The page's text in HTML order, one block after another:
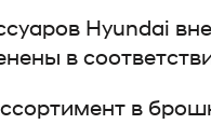
Hyundai
в
в